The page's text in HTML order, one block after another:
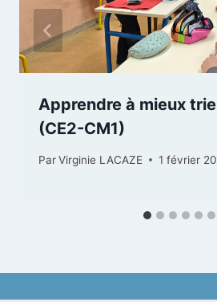
Apprendre à mieux
(CE2-CM1)
ParVirginie LACAZE 1 février